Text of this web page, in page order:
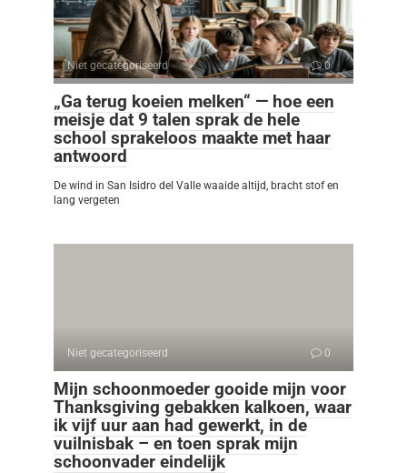
Niet gecategoriseerd 0
„Ga terug koeien melken“ — hoe een
meisje dat 9 talen sprak de hele
school sprakeloos maakte met haar
antwoord
De wind in San Isidro del Valle waaide altijd, bracht stof en
lang vergeten
Niet gecategoriseerd 0
Mijn schoonmoeder gooide mijn voor
Thanksgiving gebakken kalkoen, waar
ik vijf uur aan had gewerkt, in de
vuilnisbak – en toen sprak mijn
schoonvader eindelijk